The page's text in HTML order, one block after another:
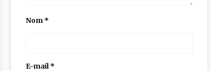
Nom *
E-mail*